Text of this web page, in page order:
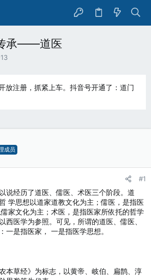
承——道医
放注册，抓紧上车。抖音号开通了：道门
成员
#1
说经历了道医、儒医、术医三个阶段。道
学思想以道家道教文化为主；儒医，是指医
家文化为主；术医，是指医家所依托的哲学
西医学为参照。可见，所谓的道医、儒医、
一是指医家， 一是指医学思想。
本草经》为标志，以黄帝、岐伯、扁鹊、淳